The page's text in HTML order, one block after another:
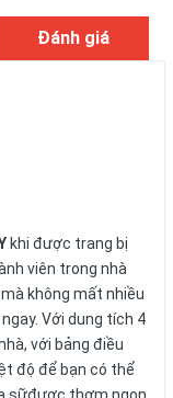
Đánh giá
khi được trang bị
viên trong nhà
không mất nhiều
Với dung tích 4
với bảng điều
độ để bạn có thể